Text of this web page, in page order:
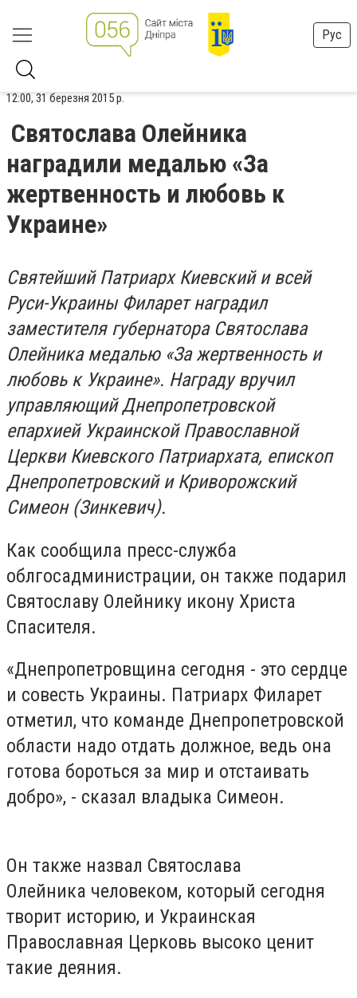
Рус
12:00, 31 березня 2015 р.
Святослава Олейника
наградили медалью «За
жертвенность и любовь к
Украине»
Святейший Патриарх Киевский и всей
Руси-Украины Филарет наградил
заместителя губернатора Святослава
Олейника медалью «За жертвенность и
любовь к Украине». Награду вручил
управляющий Днепропетровской
епархией Украинской Православной
Церкви Киевского Патриархата, епископ
Днепропетровский и Криворожский
Симеон (Зинкевич).
Как сообщила пресс-служба
облгосадминистрации, он также подарил
Святославу Олейнику икону Христа
Спасителя.
«Днепропетровщина сегодня - это сердце
и совесть Украины. Патриарх Филарет
отметил, что команде Днепропетровской
области надо отдать должное, ведь она
готова бороться за мир и отстаивать
добро», - сказал владыка Симеон.
Он также назвал Святослава
Олейника человеком, который сегодня
творит историю, и Украинская
Православная Церковь высоко ценит
такие деяния.